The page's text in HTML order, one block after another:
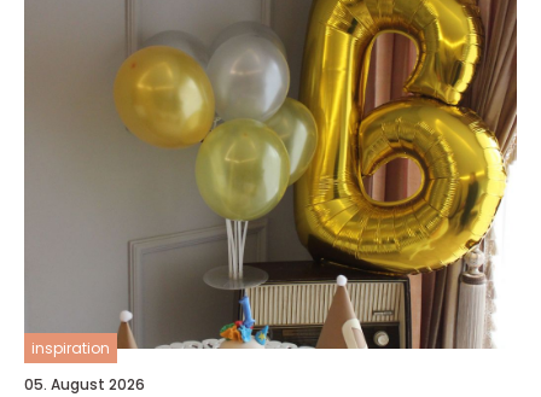
inspiration
05. August 2026